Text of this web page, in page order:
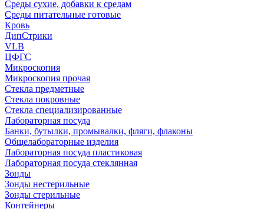
Среды сухие, добавки к средам
Среды питательные готовые
Кровь
ДипСтрики
VLB
ЦФГС
Микроскопия
Микроскопия прочая
Стекла предметные
Стекла покровные
Стекла специализированные
Лабораторная посуда
Банки, бутылки, промывалки, фляги, флаконы
Общелабораторные изделия
Лабораторная посуда пластиковая
Лабораторная посуда стеклянная
Зонды
Зонды нестерильные
Зонды стерильные
Контейнеры